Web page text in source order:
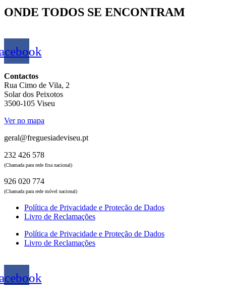
ONDE TODOS SE ENCONTRAM
Contactos
Rua Cimo de Vila, 2
Solar dos Peixotos
3500-105 Viseu
Ver no mapa
geral@freguesiadeviseu.pt
232 426 578
(Chamada para rede fixa nacional)
926 020 774
(Chamada para rede móvel nacional)
Política de Privacidade e Proteção de Dados
Livro de Reclamações
Política de Privacidade e Proteção de Dados
Livro de Reclamações